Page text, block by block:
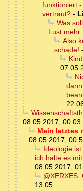
funktioniert
vertraut? -
Was
Lust mehr
Also
schade! -
08.05.2017, 00:03
Mein letztes
08.05.2017,
Ideologie
ich halte es
08.05.2017,
@XERXES:
13:05